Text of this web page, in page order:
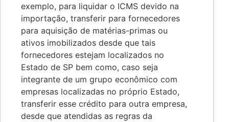
exemplo, para liquidar o ICMS devido na
importação, transferir para fornecedores
para aquisição de matérias-primas ou
ativos imobilizados desde que tais
fornecedores estejam localizados no
Estado de SP bem como, caso seja
integrante de um grupo econômico com
empresas localizadas no próprio Estado,
transferir esse crédito para outra empresa,
desde que atendidas as regras da